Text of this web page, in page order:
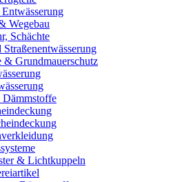
Wegebau
Schächte
& Grundmauerschutz
Dämmstoffe
& Lichtkuppeln